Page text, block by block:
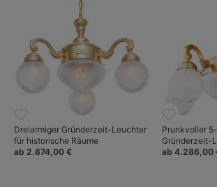
Dreiarmiger Gründerzeit-Leuchter
für historische Räume
ab 2.874,00 €
Prunkvoller
Gründerzeit-
ab 4.286,00